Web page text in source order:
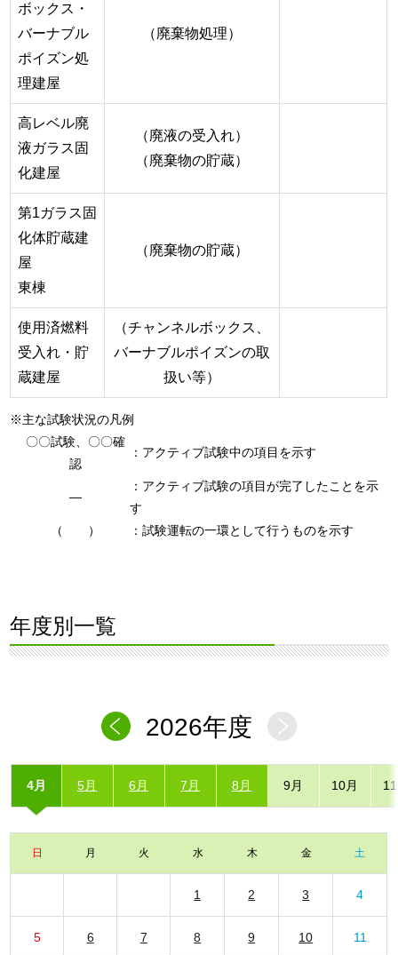
ボックス・
バーナブル
ポイズン処
理建屋
（廃棄物処理）
高レベル廃
液ガラス固
化建屋
（廃液の受入れ）
（廃棄物の貯蔵）
第1ガラス固
化体貯蔵建
屋
東棟
（廃棄物の貯蔵）
使用済燃料
受入れ・貯
蔵建屋
（チャンネルボックス、
バーナブルポイズンの取
扱い等）
※主な試験状況の凡例
〇〇試験、〇〇確
認
：アクティブ試験中の項目を示す
―
：アクティブ試験の項目が完了したことを示
す
（ ）
：試験運転の一環として行うものを示す
年度別一覧
2026年度
4月 5月 6月 7月 8月 9月 10月
日 月 火 水 木 金 土
1 2 3 4
5 6 7 8 9 10 11